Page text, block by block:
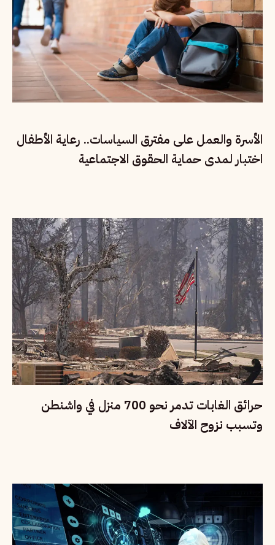
الأسرة والعمل على مفترق السياسات.. رعاية الأطفال
اختبار لمدى حماية الحقوق الاجتماعية
حرائق الغابات تدمر نحو 700 منزل في واشنطن
وتسبب نزوح الآلاف